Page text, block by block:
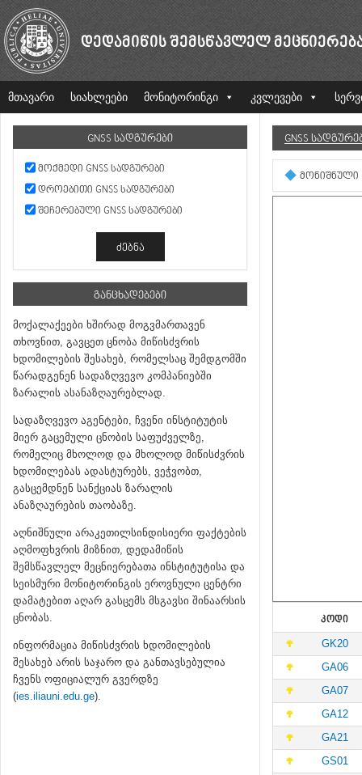
ᲓᲔᲓᲐᲛᲘᲬᲘᲡ ᲨᲔᲛᲡᲬᲐᲕᲚᲔᲚ
მთავარი სიახლეები მონიტორინგი კვლევები
GNSS ᲡᲐᲓᲒᲣᲠᲔᲑᲘ
ᲛᲝᲥᲛᲔᲓᲘ GNSS ᲡᲐᲓᲒᲣᲠᲔᲑᲘ
ᲓᲠᲝᲔᲑᲘᲗᲘ GNSS ᲡᲐᲓᲒᲣᲠᲔᲑᲘ
ᲨᲔᲩᲔᲠᲔᲑᲣᲚᲘ GNSS ᲡᲐᲓᲒᲣᲠᲔᲑᲘ
ᲒᲐᲜᲪᲮᲐᲓᲔᲑᲔᲑᲘ
მოქალაქეები ხშირად მოგვმართავენ
თხოვნით, გავცეთ ცნობა მიწისძვრის
ხდომილების შესახებ, რომელსაც შემდგომში
წარადგენენ სადაზღვევო კომპანიებში
ზარალის ასანაზღაურებლად.
სადაზღვევო აგენტები, ჩვენი ინსტიტუტის
მიერ გაცემული ცნობის საფუძველზე,
რომელიც მხოლოდ და მხოლოდ მიწისძვრის
ხდომილებას ადასტურებს, ვეჭვობთ,
გასცემდნენ სანქციას ზარალის
ანაზღაურების თაობაზე.
აღნიშნული არაკეთილსინდისიერი ფაქტების
აღმოფხვრის მიზნით, დედამიწის
შემსწავლელ მეცნიერებათა ინსტიტუტისა და
სეისმური მონიტორინგის ეროვნული ცენტრი
დამატებით აღარ გასცემს მსგავსი შინაარსის
ცნობას.
ინფორმაცია მიწისძვრის ხდომილების
შესახებ არის საჯარო და განთავსებულია
ჩვენს ოფიციალურ გვერდზე
(ies.iliauni.edu.ge).
GNSS
ᲛᲝᲜᲘᲨᲜᲣᲚᲘ
ᲙᲝᲓᲘ
GK20
GA06
GA07
GA12
GA21
GS01